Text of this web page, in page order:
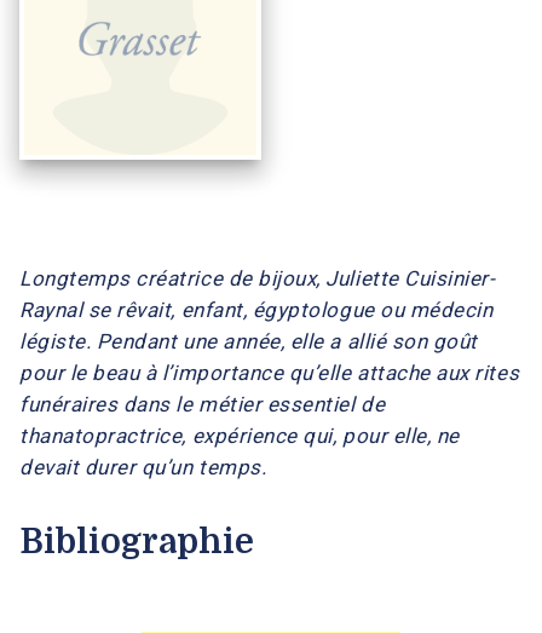
Longtemps créatrice de bijoux, Juliette Cuisinier-
Raynal se rêvait, enfant, égyptologue ou médecin
légiste. Pendant une année, elle a allié son goût
pour le beau à l’importance qu’elle attache aux rites
funéraires dans le métier essentiel de
thanatopractrice, expérience qui, pour elle, ne
devait durer qu’un temps.
Bibliographie